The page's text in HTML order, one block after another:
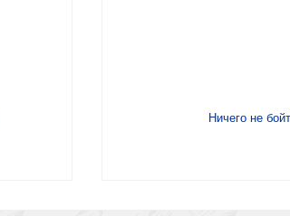
Ничего не